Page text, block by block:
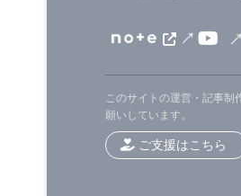
■原著へのリン
このサイトの運営・記事制
願いしています。
ご支援はこちら